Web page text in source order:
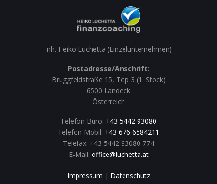
Inh. Heiko Luchetta (Einzelunternehmen)
Postadresse/Anschrift:
Bruggfeldstraße 15, Top 3 (1. Stock)
6500 Landeck
Österreich
Telefon Büro: +43 5442 93080
Telefon Mobil: +43 676 6584211
Telefax: +43 5442 93080 774
E-Mail: office@luchetta.at
Impressum | Datenschutz